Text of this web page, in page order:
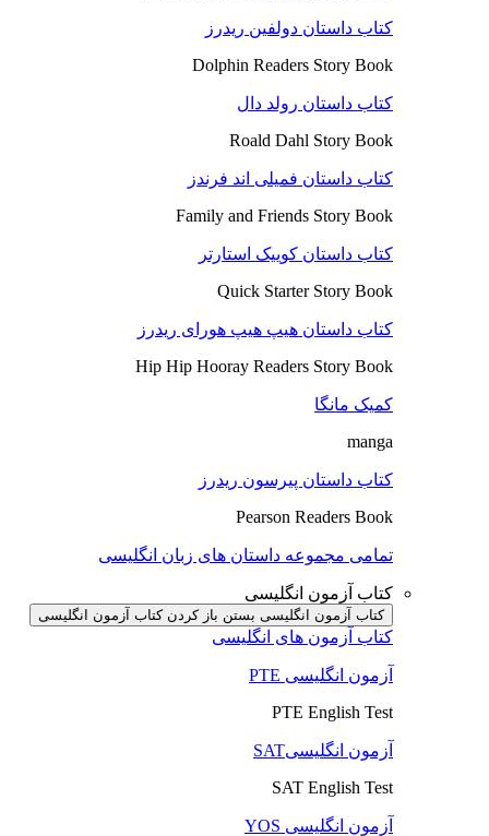
کتاب داستان دولفین ریدرز
Dolphin Readers Story Book
کتاب داستان رولد دال
Roald Dahl Story Book
کتاب داستان فمیلی اند فرندز
Family and Friends Story Book
کتاب داستان کوییک استارتر
Quick Starter Story Book
کتاب داستان هیپ هیپ هورای ریدرز
Hip Hip Hooray Readers Story Book
کمیک مانگا
manga
کتاب داستان پیرسون ریدرز
Pearson Readers Book
تمامی مجموعه داستان های زبان انگلیسی
کتاب آزمون انگلیسی
کتاب آزمون انگلیسی بستن باز کردن کتاب آزمون انگلیسی
کتاب آزمون های انگلیسی
آزمون انگلیسی PTE
PTE English Test
آزمون انگلیسیSAT
SAT English Test
آزمون انگلیسی YOS